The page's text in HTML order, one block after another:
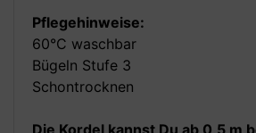
Pflegehinweise:
60°C waschbar
Bügeln Stufe 3
Schontrocknen
Die Kordel kannst Du ab 0,5 m